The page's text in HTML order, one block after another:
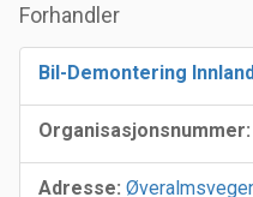
Forhandler
Bil-Demontering
Organisasjonsnummer:
Adresse: